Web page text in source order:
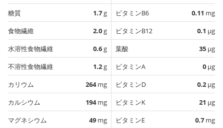
糖質
1.7g
食物繊維
2.0g
水溶性食物繊維
0.6g
不溶性食物繊維
1.2g
カリウム
264mg
カルシウム
194mg
マグネシウム
49 mg
ビタミンB6
0.11 mg
ビタミンB12
0.1 µg
葉酸
35 µg
ビタミンA
0 µg
ビタミンD
0.2 µg
ビタミンK
21 µg
ビタミンE
0.7 mg